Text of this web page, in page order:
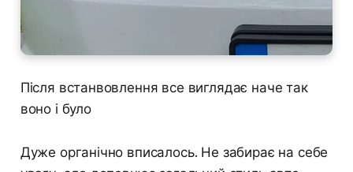
Після встанвовлення все виглядає наче так
воно і було
Дуже органічно вписалось. Не забирає на себе